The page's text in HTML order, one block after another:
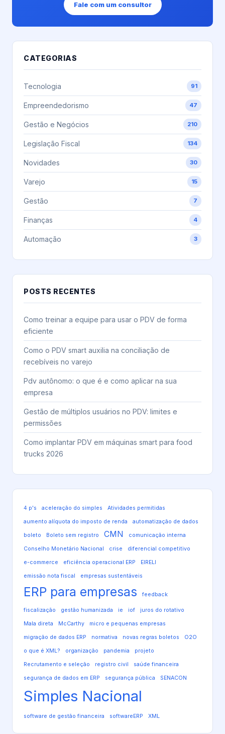
Fale com um consultor
CATEGORIAS
Tecnologia 91
Empreendedorismo 47
Gestão e Negócios 210
Legislação Fiscal 134
Novidades 30
Varejo 15
Gestão 7
Finanças 4
Automação 3
POSTS RECENTES
Como treinar a equipe para usar o PDV de forma
eficiente
Como o PDV smart auxilia na conciliação de
recebíveis no varejo
Pdv autônomo: o que é e como aplicar na sua
empresa
Gestão de múltiplos usuários no PDV: limites e
permissões
Como implantar PDV em máquinas smart para food
trucks 2026
4 p's aceleração do simples Atividades permitidas
aumento alíquota do imposto de renda automatização de dados
boleto Boleto sem registro CMN comunicação interna
Conselho Monetário Nacional crise diferencial competitivo
e-commerce eficiência operacional ERP EIRELI
emissão nota fiscal empresas sustentáveis
ERP para empresas feedback
fiscalização gestão humanizada ie iof juros do rotativo
Mala direta McCarthy micro e pequenas empresas
migração de dados ERP normativa novas regras boletos O2O
o que é XML? organização pandemia projeto
Recrutamento e seleção registro civil saúde financeira
segurança de dados em ERP segurança pública SENACON
Simples Nacional
software de gestão financeira softwareERP XML